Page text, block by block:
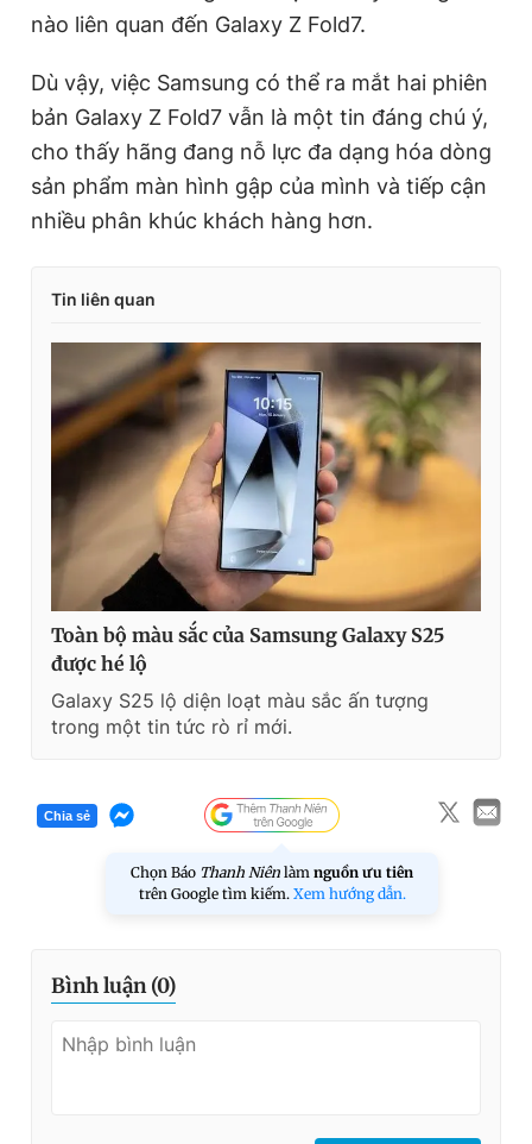
nào liên quan đến Galaxy Z Fold7.
Dù vậy, việc Samsung có thể ra mắt hai phiên
bản Galaxy Z Fold7 vẫn là một tin đáng chú ý,
cho thấy hãng đang nỗ lực đa dạng hóa dòng
sản phẩm màn hình gập của mình và tiếp cận
nhiều phân khúc khách hàng hơn.
Tin liên quan
Toàn bộ màu sắc của Samsung Galaxy S25
được hé lộ
Galaxy S25 lộ diện loạt màu sắc ấn tượng
trong một tin tức rò rỉ mới.
Chia sẻ
Chọn Báo Thanh Niên làm nguồn ưu tiên
trên Google tìm kiếm. Xem hướng dẫn.
Bình luận (0)